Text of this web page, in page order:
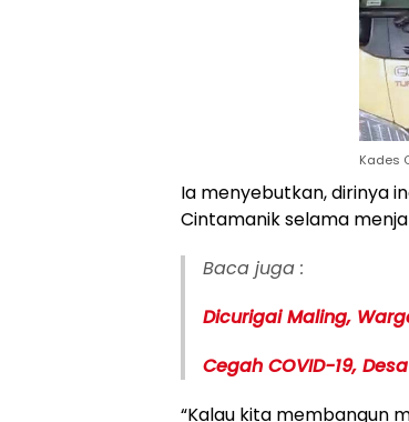
Kades
Ia menyebutkan, dirinya
Cintamanik selama
Baca juga :
Dicurigai Maling,
Cegah COVID-19,
“Kalau kita membangun